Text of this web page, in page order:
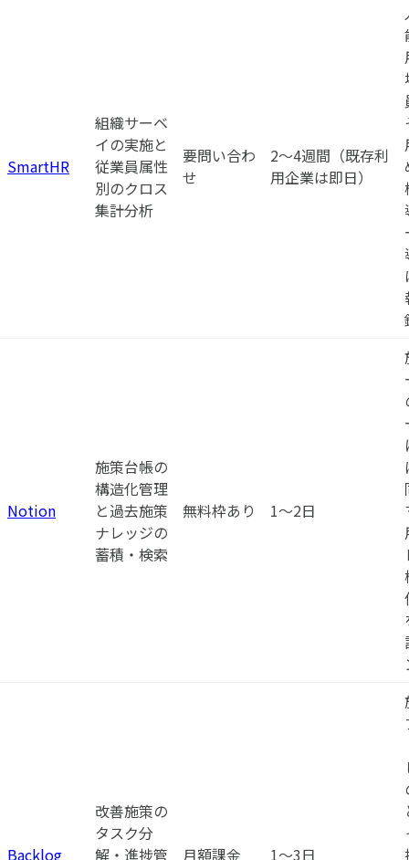
SmartHR
組織サーベ
イの実施と
従業員属性
別のクロス
集計分析
要問い合わ
せ
2〜4週間（既存利
用企業は即日）
Notion
施策台帳の
構造化管理
と過去施策
ナレッジの
蓄積・検索
無料枠あり 1〜2日
Backlog
改善施策の
タスク分
解・進捗管
月額課金 1〜3日